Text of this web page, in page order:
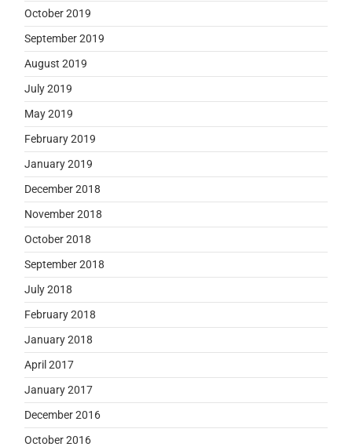
October 2019
September 2019
August 2019
July 2019
May 2019
February 2019
January 2019
December 2018
November 2018
October 2018
September 2018
July 2018
February 2018
January 2018
April 2017
January 2017
December 2016
October 2016